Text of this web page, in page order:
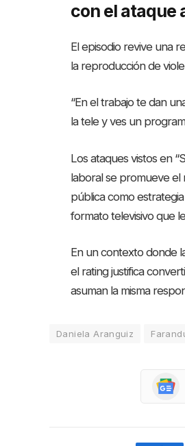
con el ataque
El episodio revive una
la reproducción de
“En el trabajo te dan
la tele y ves un
Los ataques vistos en
laboral se promueve el
pública como
formato televisivo que
En un contexto donde
el rating justifica
asuman la misma
Daniela Aranguiz